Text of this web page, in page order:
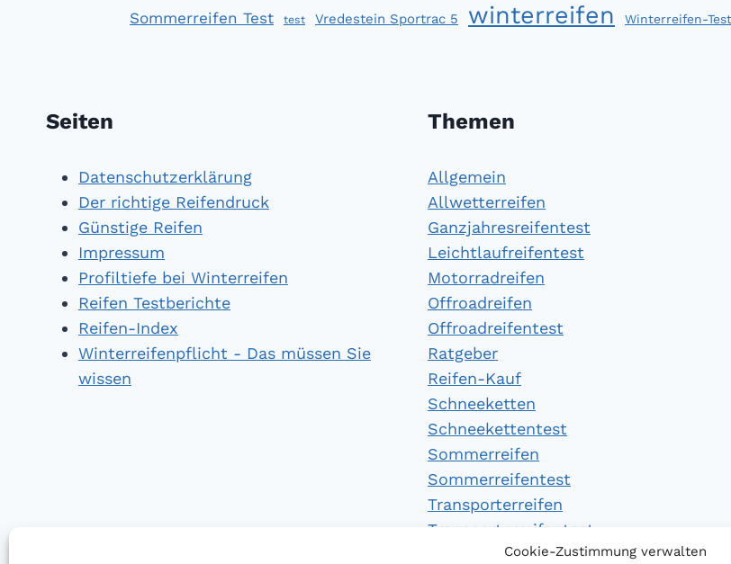
Cookie-Zustimmung verwalten
Sommerreifen Test test Vredestein Sportrac 5 winterreifen Winterreifen-Test
Seiten
Datenschutzerklärung
Der richtige Reifendruck
Günstige Reifen
Impressum
Profiltiefe bei Winterreifen
Reifen Testberichte
Reifen-Index
Winterreifenpflicht - Das müssen Sie
wissen
Themen
Allgemein
Allwetterreifen
Ganzjahresreifentest
Leichtlaufreifentest
Motorradreifen
Offroadreifen
Offroadreifentest
Ratgeber
Reifen-Kauf
Schneeketten
Schneekettentest
Sommerreifen
Sommerreifentest
Transporterreifen
Transporterreifentest
Winterreifen